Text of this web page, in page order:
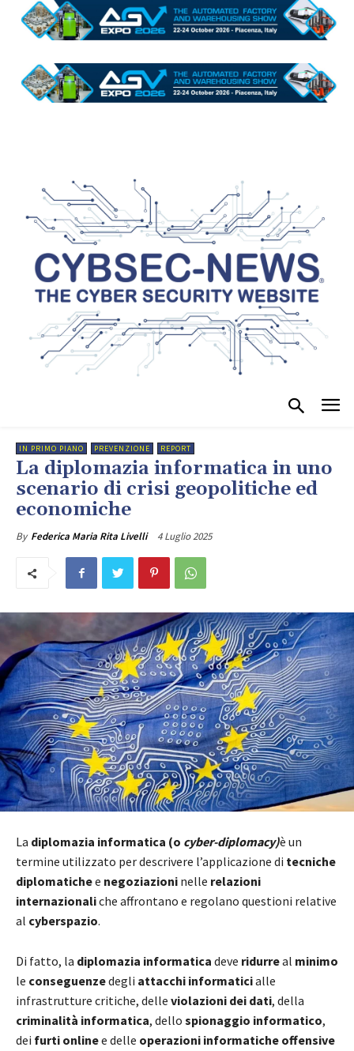
IN PRIMO PIANO PREVENZIONE REPORT
La diplomazia informatica in uno
scenario di crisi geopolitiche ed
economiche
By Federica Maria Rita Livelli 4 Luglio 2025
La diplomazia informatica (o cyber-diplomacy)è un
termine utilizzato per descrivere l’applicazione di tecniche
diplomatichee negoziazioni nelle relazioni
internazionaliche affrontano e regolano questioni relative
al cyberspazio.
Di fatto, la diplomazia informatica deve ridurreal minimo
le conseguenzedegli attacchi informaticialle
infrastrutture critiche, delle violazioni dei dati, della
criminalità informatica, dello spionaggio informatico,
dei furti onlinee delle operazioni informatiche offensive